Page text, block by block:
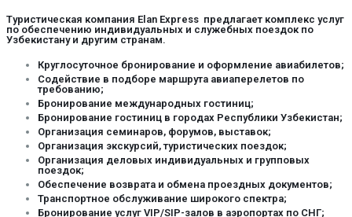
Туристическая компания Elan Express предлагает комплекс услуг
по обеспечению индивидуальных и служебных поездок по
Узбекистану и другим странам.
Круглосуточное бронирование и оформление авиабилетов;
Содействие в подборе маршрута авиаперелетов по
требованию;
Бронирование международных гостиниц;
Бронирование гостиниц в городах Республики Узбекистан;
Организация семинаров, форумов, выставок;
Организация экскурсий, туристических поездок;
Организация деловых индивидуальных и групповых
поездок;
Обеспечение возврата и обмена проездных документов;
Транспортное обслуживание широкого спектра;
Бронирование услуг VIP/SIP-залов в аэропортах по СНГ;